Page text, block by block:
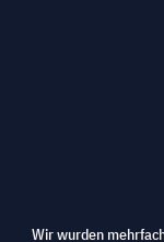
Wir wurden